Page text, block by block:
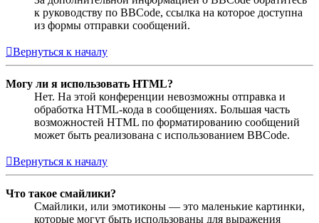
к руководству по BBCode, ссылка на которое доступна
из формы отправки сообщений.
Вернуться к началу
Могу ли я использовать HTML?
Нет. На этой конференции невозможны отправка и
обработка HTML-кода в сообщениях. Большая часть
возможностей HTML по форматированию сообщений
может быть реализована с использованием BBCode.
Вернуться к началу
Что такое смайлики?
Смайлики, или эмотиконы — это маленькие картинки,
которые могут быть использованы для выражения